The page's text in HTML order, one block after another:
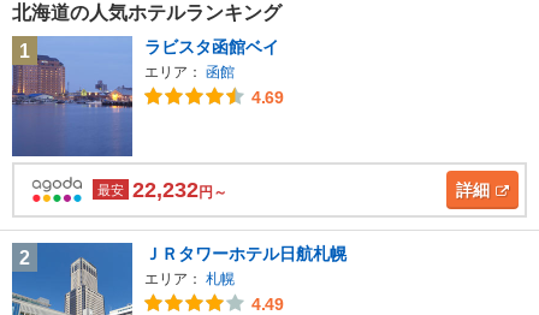
北海道の人気ホテルランキング
1
ラビスタ函館ベイ
エリア： 函館
4.69
最安 22,232円～ 詳細
2 ＪＲタワーホテル日航札幌
エリア： 札幌
4.49